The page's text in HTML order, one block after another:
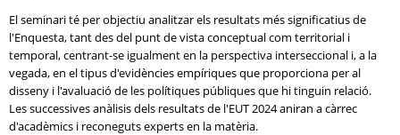
El seminari té per objectiu analitzar els resultats més significatius de
l'Enquesta, tant des del punt de vista conceptual com territorial i
temporal, centrant-se igualment en la perspectiva interseccional i, a la
vegada, en el tipus d'evidències empíriques que proporciona per al
disseny i l'avaluació de les polítiques públiques que hi tinguin relació.
Les successives anàlisis dels resultats de l'EUT 2024 aniran a càrrec
d'acadèmics i reconeguts experts en la matèria.